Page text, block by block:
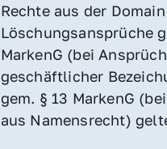
Rechte aus der
Löschungsansprüche
MarkenG (bei
geschäftlicher
gem. § 13 MarkenG
aus Namensrecht)